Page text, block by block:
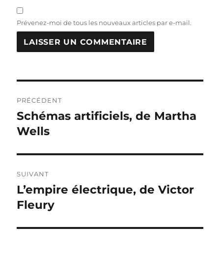
Prévenez-moi de tous les nouveaux articles par e-mail.
de
l’article
PRÉCÉDENT
Publication
précédente :
Schémas artificiels, de Martha
Wells
SUIVANT
Publication
suivante :
L’empire électrique, de Victor
Fleury